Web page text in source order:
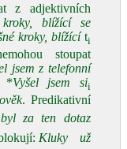
z adjektivních
kroky, blížící se
kroky, blížícíti
stoupat
jsem z telefonní
Vyšel jsem sii
. Predikativní
byl za ten dotaz
Kluky
už